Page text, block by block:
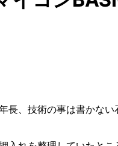
長、技術の事は書かない